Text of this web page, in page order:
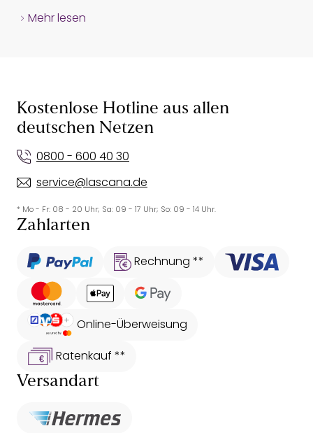
Mehr lesen
Kostenlose Hotline aus allen
deutschen Netzen
0800 - 600 40 30
service@lascana.de
* Mo - Fr: 08 - 20 Uhr; Sa: 09 - 17 Uhr; So: 09 - 14 Uhr.
Zahlarten
Rechnung **
Online-Überweisung
Ratenkauf **
Versandart